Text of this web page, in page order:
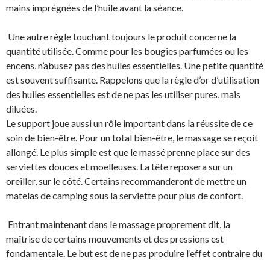
mains imprégnées de l’huile avant la séance.
Une autre règle touchant toujours le produit concerne la
quantité utilisée. Comme pour les bougies parfumées ou les
encens, n’abusez pas des huiles essentielles. Une petite quantité
est souvent suffisante. Rappelons que la règle d’or d’utilisation
des huiles essentielles est de ne pas les utiliser pures, mais
diluées.
Le support joue aussi un rôle important dans la réussite de ce
soin de bien-être. Pour un total bien-être, le massage se reçoit
allongé. Le plus simple est que le massé prenne place sur des
serviettes douces et moelleuses. La tête reposera sur un
oreiller, sur le côté. Certains recommanderont de mettre un
matelas de camping sous la serviette pour plus de confort.
Entrant maintenant dans le massage proprement dit, la
maîtrise de certains mouvements et des pressions est
fondamentale. Le but est de ne pas produire l’effet contraire du